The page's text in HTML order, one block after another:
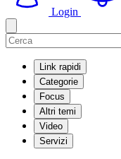
Login
Link rapidi
Categorie
Focus
Altri temi
Video
Servizi